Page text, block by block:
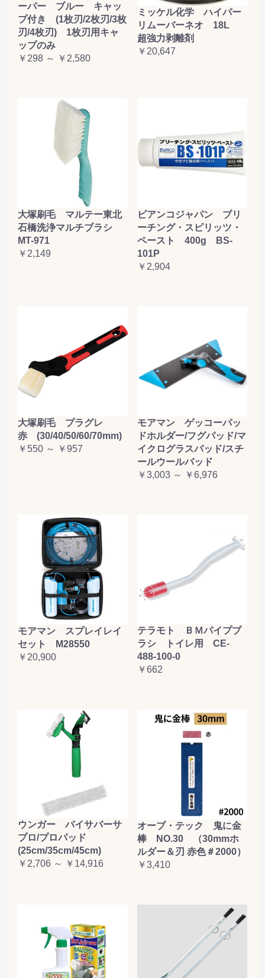
ーパー ブルー キャッ
プ付き (1枚刃/2枚刃/3枚
刃/4枚刃) 1枚刃用キャ
ップのみ
￥298 ～ ￥2,580
ミッケル化学 ハイパー
リムーバーネオ 18L
超強力剥離剤
￥20,647
大塚刷毛 マルテー東北
石橋洗浄マルチブラシ
MT-971
￥2,149
ビアンコジャパン ブリ
ーチング・スピリッツ・
ペースト 400g BS-
101P
￥2,904
大塚刷毛 プラグレ
赤 (30/40/50/60/70mm)
￥550 ～ ￥957
モアマン ゲッコーパッ
ドホルダー/フグパッド/マ
イクログラスパッド/スチ
ールウールバッド
￥3,003 ～ ￥6,976
モアマン スプレイレイ
セット M28550
￥20,900
テラモト ＢＭパイプブ
ラシ トイレ用 CE-
488-100-0
￥662
ウンガー バイサバーサ
プロ/プロパッド
(25cm/35cm/45cm)
￥2,706 ～ ￥14,916
オーブ・テック 鬼に金
棒 NO.30 （30mmホ
ルダー＆刃 赤色＃2000）
￥3,410